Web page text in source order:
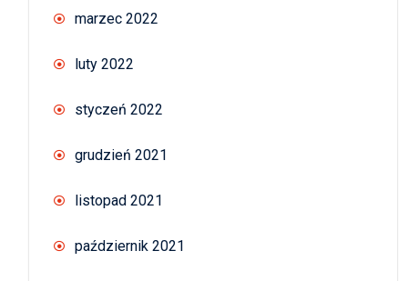
marzec 2022
luty 2022
styczeń 2022
grudzień 2021
listopad 2021
październik 2021